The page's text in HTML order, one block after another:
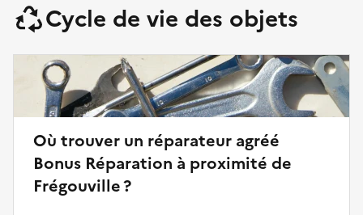
Cycle de vie des objets
Où trouver un réparateur agréé
Bonus Réparation à proximité de
Frégouville ?